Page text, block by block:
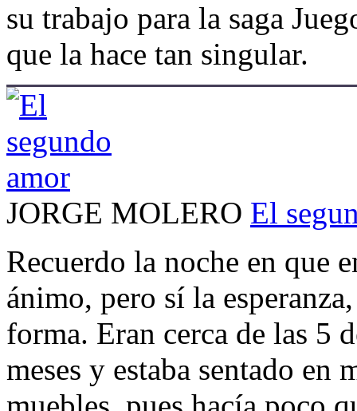
su trabajo para la saga
que la hace tan singular.
JORGE MOLERO El
Recuerdo la noche en que
ánimo, pero sí la
forma. Eran cerca de las 5
meses y estaba sentado